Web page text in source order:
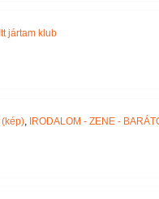
Itt jártam klub
(kép), IRODALOM - ZENE -